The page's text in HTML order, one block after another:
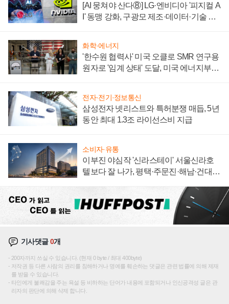
[AI 뭉쳐야 산다⑧] LG·엔비디아 '피지컬 A
I' 동맹 강화, 구광모 제조·데이터·기술 결
화학·에너지
'한수원 협력사' 미국 오클로 SMR 연구용
원자로 '임계 상태' 도달, 미국 에너지부
전자·전기·정보통신
삼성전자 넷리스트와 특허분쟁 매듭, 5년
동안 최대 1.3조 라이선스비 지급
소비자·유통
이부진 야심작 '신라스테이' 서울신라호
텔보다 잘 나가, 평택·주문진·해남·건대로
기사댓글0개
200자까지 쓰실 수 있습니다. (현재 0 byte / 최대 400byte)
저작권 등 다른 사람의 권리를 침해하거나 명예를 훼손하는 댓글은 관련 법률에 의해 제재
를 받을 수 있습니다.
타인에게 불쾌감을 주는 욕설 등 비하하는 단어가 내용에 포함되거나 인신공격성 글은 관
리자의 판단에 의해 삭제 합니다.